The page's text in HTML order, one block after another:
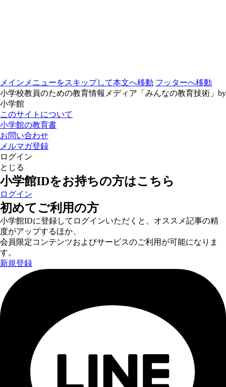
メインメニューをスキップして本文へ移動 フッターへ移動
小学校教員のための教育情報メディア「みんなの教育技術」by
小学館
このサイトについて
小学館の教育書
お問い合わせ
メルマガ登録
ログイン
とじる
小学館IDをお持ちの方はこちら
ログイン
初めてご利用の方
小学館IDに登録してログインいただくと、オススメ記事の精
度がアップするほか、
会員限定コンテンツおよびサービスのご利用が可能になりま
す。
新規登録